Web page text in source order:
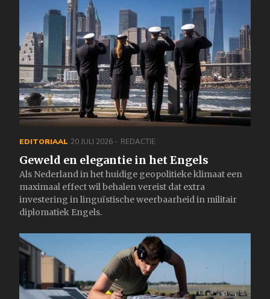
EDITORIAAL 20 JULI 2026 REDACTIE
Geweld en elegantie in het Engels
Als Nederland in het huidige geopolitieke klimaat een
maximaal effect wil behalen vereist dat extra
investering in linguïstische weerbaarheid in militair
diplomatiek Engels.